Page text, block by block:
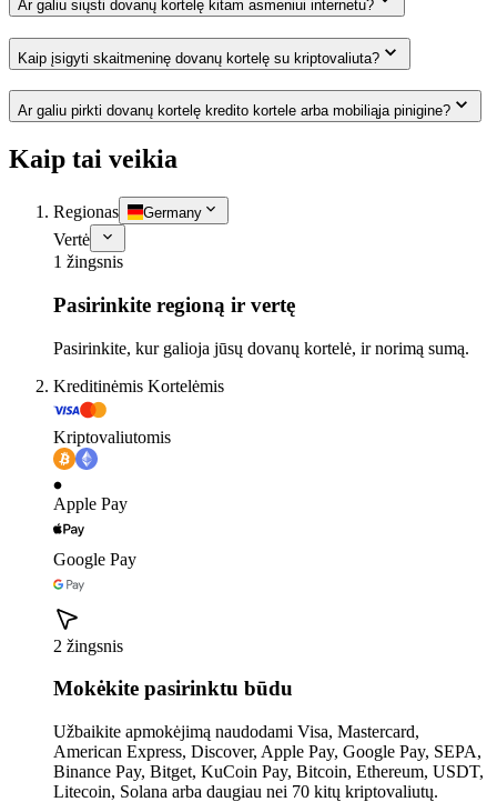
Ar galiu siųsti dovanų kortelę kitam asmeniui internetu?
Kaip įsigyti skaitmeninę dovanų kortelę su kriptovaliuta?
Ar galiu pirkti dovanų kortelę kredito kortele arba mobiliąja pinigine?
Kaip tai veikia
Regionas Germany
Vertė
1 žingsnis
Pasirinkite regioną ir vertę
Pasirinkite, kur galioja jūsų dovanų kortelė, ir norimą sumą.
Kreditinėmis Kortelėmis
Kriptovaliutomis
Apple Pay
Google Pay
2 žingsnis
Mokėkite pasirinktu būdu
Užbaikite apmokėjimą naudodami Visa, Mastercard,
American Express, Discover, Apple Pay, Google Pay, SEPA,
Binance Pay, Bitget, KuCoin Pay, Bitcoin, Ethereum, USDT,
Litecoin, Solana arba daugiau nei 70 kitų kriptovaliutų.